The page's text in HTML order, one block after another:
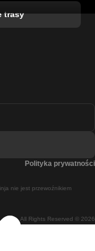
trasy
All Rights Reserved © 2026
nie jest przewoźnikiem
Polityka prywatności